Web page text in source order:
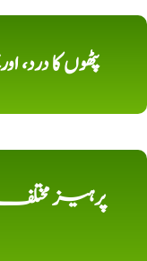
پٹھوں کا درد،
پرہیز